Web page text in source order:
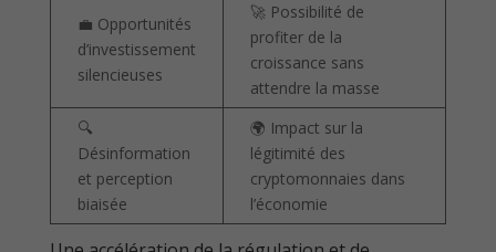
💼 Opportunités
d’investissement
silencieuses
🚀 Possibilité de
profiter de la
croissance sans
attendre la masse
🔍
Désinformation
et perception
biaisée
🌍 Impact sur la
légitimité des
cryptomonnaies dans
l’économie